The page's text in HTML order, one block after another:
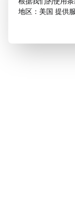
地区：美国 提供